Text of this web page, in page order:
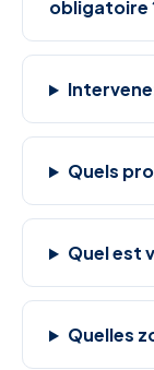
obligatoire
Quels
Quel est
Quelles